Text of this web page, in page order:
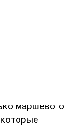
маршевого
которые